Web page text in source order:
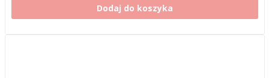
Dodaj do koszyka